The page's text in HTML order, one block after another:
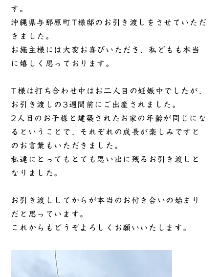
す。
沖縄県与那原町T様邸のお引き渡しをさせていただ
きました。
お施主様には大変お喜びいただき、私どもも本当
に嬉しく思っております。
T様は打ち合わせ中はお二人目の妊娠中でしたが、
お引き渡しの3週間前にご出産されました。
2人目のお子様と建築されたお家の年齢が同じにな
るということで、それぞれの成長が楽しみですと
のお言葉もいただきました。
私達にとってもとても思い出に残るお引き渡しと
なりました。
お引き渡ししてからが本当のお付き合いの始まり
だと思っています。
これからもどうぞよろしくお願いいたします。